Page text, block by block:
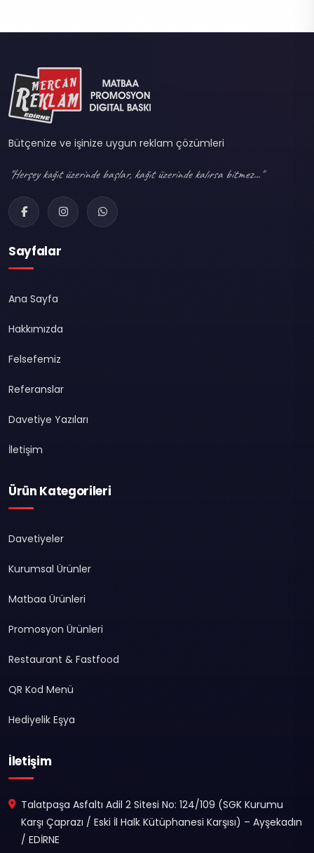
Bütçenize ve işinize uygun reklam çözümleri
"Herşey kağıt üzerinde başlar, kağıt üzerinde kalırsa bitmez..."
Sayfalar
Ana Sayfa
Hakkımızda
Felsefemiz
Referanslar
Davetiye Yazıları
İletişim
Ürün Kategorileri
Davetiyeler
Kurumsal Ürünler
Matbaa Ürünleri
Promosyon Ürünleri
Restaurant & Fastfood
QR Kod Menü
Hediyelik Eşya
İletişim
Talatpaşa Asfaltı Adil 2 Sitesi No: 124/109 (SGK Kurumu
Karşı Çaprazı / Eski İl Halk Kütüphanesi Karşısı) – Ayşekadın
/ EDİRNE